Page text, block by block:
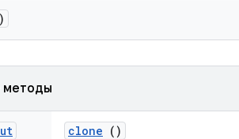
clone ()